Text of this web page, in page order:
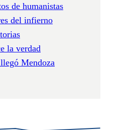
de humanistas
del infierno
la verdad
Mendoza